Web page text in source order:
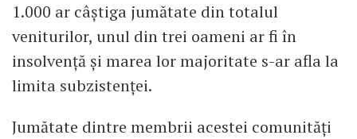
1.000 ar câștiga jumătate din totalul
veniturilor, unul din trei oameni ar fi în
insolvență și marea lor majoritate s-ar afla la
limita subzistenței.
Jumătate dintre membrii acestei comunități